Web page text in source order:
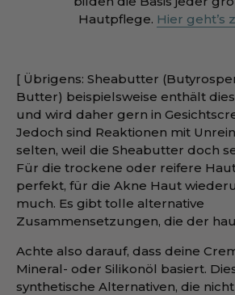
Hautpflege. Hier geht’s
[ Übrigens: Sheabutter
Butter) beispielsweise enthält
und wird daher gern in
Jedoch sind Reaktionen mit
selten, weil die Sheabutter doch
Für die trockene oder reifere
perfekt, für die Akne Haut
much. Es gibt tolle alternative
Zusammensetzungen, die der
Achte also darauf, dass deine
Mineral- oder Silikonöl basiert.
synthetische Alternativen, die